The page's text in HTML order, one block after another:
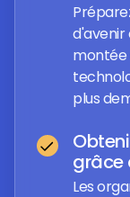
d'avenir
montée
plus
grâce
Les